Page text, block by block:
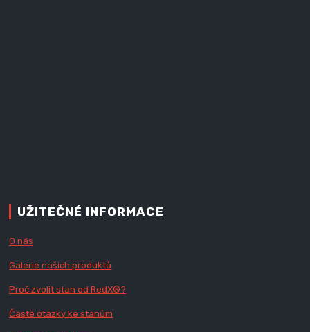
UŽITEČNÉ INFORMACE
O nás
Galerie našich produktů
Proč zvolit stan od RedX®?
Časté otázky ke stanům